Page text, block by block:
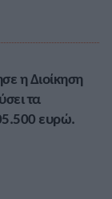
η Διοίκηση
τα
ευρώ.